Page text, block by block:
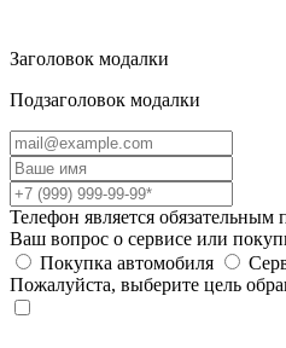
Заголовок модалки
Подзаголовок модалки
Телефон является обязательным
Ваш вопрос о сервисе или
Покупка автомобиля
Пожалуйста, выберите цель